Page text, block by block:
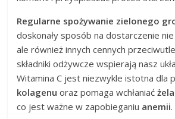
Regularne spożywanie zielonego
doskonały sposób na dostarczenie
ale również innych cennych
składniki odżywcze wspierają nasz
Witamina C jest niezwykle istotna dla
kolagenu oraz pomaga wchłaniać
co jest ważne w zapobieganiu anemii.